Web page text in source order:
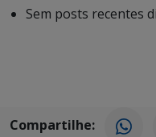
Sem posts recentes
Compartilhe: